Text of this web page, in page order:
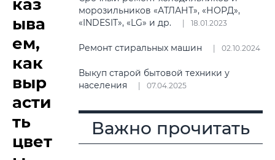
каз
ыва
ем,
как
выр
асти
ть
цвет
морозильников «АТЛАНТ», «НОРД»,
«INDESIT», «LG» и др.
18.01.2023
Ремонт стиральных машин 02.10.2024
Выкуп старой бытовой техники у
населения
07.04.2025
Важно прочитать